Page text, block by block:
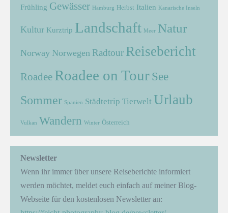
Frühling Gewässer Hamburg Herbst Italien Kanarische Inseln
Kultur Kurztrip Landschaft Meer Natur
Norway Norwegen Radtour Reisebericht
Roadee Roadee on Tour See
Sommer Spanien Städtetrip Tierwelt Urlaub
Vulkan Wandern Winter Österreich
Newsletter
Wenn ihr immer über unsere Reiseberichte informiert
werden möchtet, meldet euch einfach auf meiner Blog-
Webseite für den kostenlosen Newsletter an: